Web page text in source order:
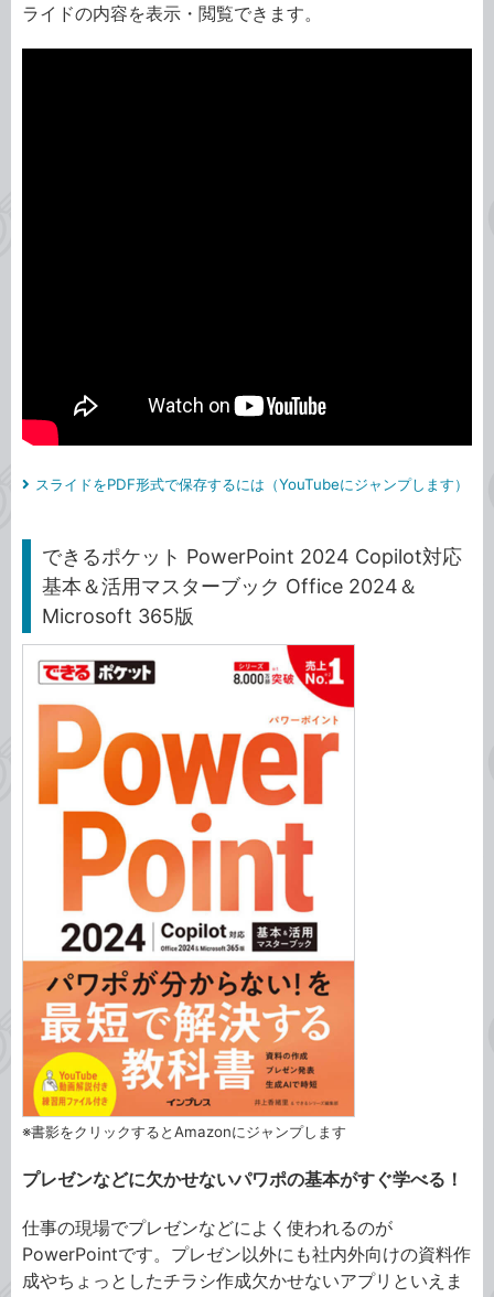
ライドの内容を表示・閲覧できます。
スライドをPDF形式で保存するには（YouTubeにジャンプします）
できるポケット PowerPoint 2024 Copilot対応
基本＆活用マスターブック Office 2024＆
Microsoft 365版
※書影をクリックするとAmazonにジャンプします
プレゼンなどに欠かせないパワポの基本がすぐ学べる！
仕事の現場でプレゼンなどによく使われるのが
PowerPointです。プレゼン以外にも社内外向けの資料作
成やちょっとしたチラシ作成欠かせないアプリといえま